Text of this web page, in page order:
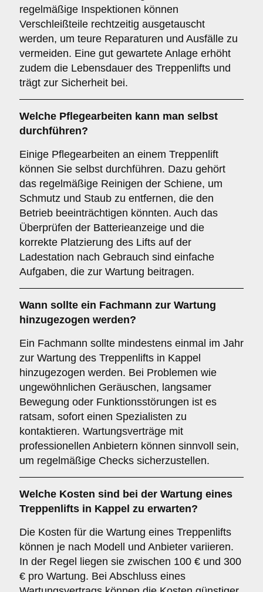
regelmäßige Inspektionen können
Verschleißteile rechtzeitig ausgetauscht
werden, um teure Reparaturen und Ausfälle zu
vermeiden. Eine gut gewartete Anlage erhöht
zudem die Lebensdauer des Treppenlifts und
trägt zur Sicherheit bei.
Welche Pflegearbeiten kann man selbst
durchführen?
Einige Pflegearbeiten an einem Treppenlift
können Sie selbst durchführen. Dazu gehört
das regelmäßige Reinigen der Schiene, um
Schmutz und Staub zu entfernen, die den
Betrieb beeinträchtigen könnten. Auch das
Überprüfen der Batterieanzeige und die
korrekte Platzierung des Lifts auf der
Ladestation nach Gebrauch sind einfache
Aufgaben, die zur Wartung beitragen.
Wann sollte ein Fachmann zur Wartung
hinzugezogen werden?
Ein Fachmann sollte mindestens einmal im Jahr
zur Wartung des Treppenlifts in Kappel
hinzugezogen werden. Bei Problemen wie
ungewöhnlichen Geräuschen, langsamer
Bewegung oder Funktionsstörungen ist es
ratsam, sofort einen Spezialisten zu
kontaktieren. Wartungsverträge mit
professionellen Anbietern können sinnvoll sein,
um regelmäßige Checks sicherzustellen.
Welche Kosten sind bei der Wartung eines
Treppenlifts in Kappel zu erwarten?
Die Kosten für die Wartung eines Treppenlifts
können je nach Modell und Anbieter variieren.
In der Regel liegen sie zwischen 100 € und 300
€ pro Wartung. Bei Abschluss eines